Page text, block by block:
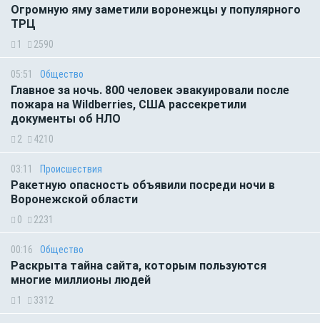
Огромную яму заметили воронежцы у популярного
ТРЦ
1 2590
05:51 Общество
Главное за ночь. 800 человек эвакуировали после
пожара на Wildberries, США рассекретили
документы об НЛО
2 4210
03:11 Происшествия
Ракетную опасность объявили посреди ночи в
Воронежской области
0 2231
00:16 Общество
Раскрыта тайна сайта, которым пользуются
многие миллионы людей
1 3312